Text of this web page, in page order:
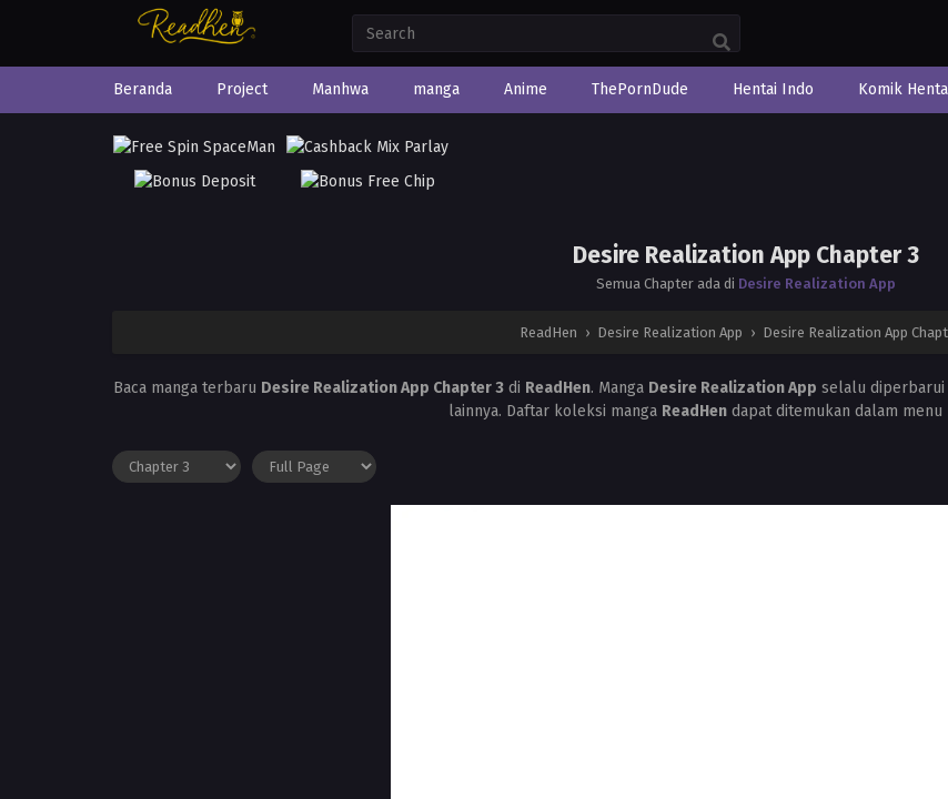
Beranda Project Manhwa manga Anime ThePornDude Hentai Indo Komik
Desire Realization App Chapter 3
Semua Chapter ada di Desire Realization App
ReadHen › Desire Realization App › Desire Realization App
Baca manga terbaru Desire Realization App Chapter 3 di ReadHen. Manga Desire Realization App selalu diperbarui
lainnya. Daftar koleksi manga ReadHen dapat ditemukan dalam menu